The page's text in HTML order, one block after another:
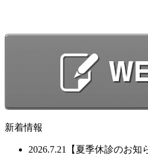
新着情報
2026.7.21 【夏季休診のお知